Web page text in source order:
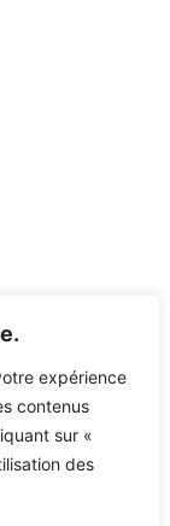
expérience
contenus
sur «
des